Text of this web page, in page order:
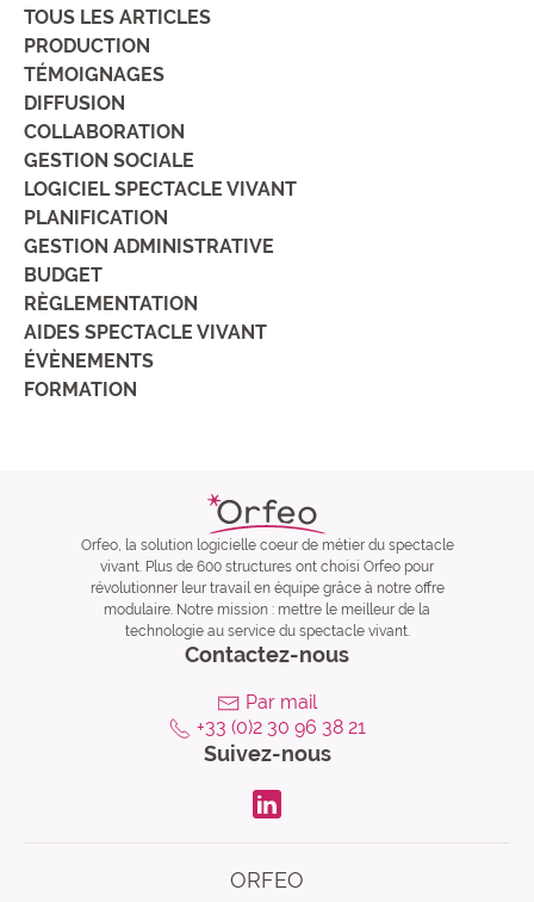
TOUS LES ARTICLES
PRODUCTION
TÉMOIGNAGES
DIFFUSION
COLLABORATION
GESTION SOCIALE
LOGICIEL SPECTACLE VIVANT
PLANIFICATION
GESTION ADMINISTRATIVE
BUDGET
RÈGLEMENTATION
AIDES SPECTACLE VIVANT
ÉVÈNEMENTS
FORMATION
Orfeo, la solution logicielle coeur de métier du spectacle
vivant. Plus de 600 structures ont choisi Orfeo pour
révolutionner leur travail en équipe grâce à notre offre
modulaire. Notre mission : mettre le meilleur de la
technologie au service du spectacle vivant.
Contactez-nous
Par mail
+33 (0)2 30 96 38 21
Suivez-nous
ORFEO